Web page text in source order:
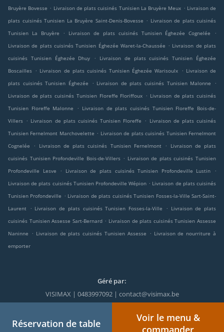
Bruyère Bovesse . Livraison de plats cuisinés Tunisien La Bruyère Meux . Livraison de
plats cuisinés Tunisien La Bruyère Saint-Denis-Bovesse . Livraison de plats cuisinés
Tunisien La Bruyère
. Livraison de plats cuisinés Tunisien Éghezée Cognelée
.
Livraison de plats cuisinés Tunisien Éghezée Waret-la-Chaussée . Livraison de plats
cuisinés Tunisien Éghezée Dhuy
.
Livraison de plats cuisinés Tunisien Éghezée
Boscailles . Livraison de plats cuisinés Tunisien Éghezée Warisoulx . Livraison de
plats cuisinés Tunisien Éghezée
. Livraison de plats cuisinés Tunisien Malonne
.
Livraison de plats cuisinés Tunisien Floreffe Floriffoux . Livraison de plats cuisinés
Tunisien Floreffe Malonne
. Livraison de plats cuisinés Tunisien Floreffe Bois-de-
Villers . Livraison de plats cuisinés Tunisien Floreffe . Livraison de plats cuisinés
Tunisien Fernelmont Marchovelette . Livraison de plats cuisinés Tunisien Fernelmont
Cognelée
. Livraison de plats cuisinés Tunisien Fernelmont .
Livraison de plats
cuisinés Tunisien Profondeville Bois-de-Villers . Livraison de plats cuisinés Tunisien
Profondeville Lesve
. Livraison de plats cuisinés Tunisien Profondeville Lustin
.
Livraison de plats cuisinés Tunisien Profondeville Wépion . Livraison de plats cuisinés
Tunisien Profondeville . Livraison de plats cuisinés Tunisien Fosses-la-Ville Sart-Saint-
Laurent
. Livraison de plats cuisinés Tunisien Fosses-la-Ville . Livraison de plats
cuisinés Tunisien Assesse Sart-Bernard . Livraison de plats cuisinés Tunisien Assesse
Naninne
. Livraison de plats cuisinés Tunisien Assesse . Livraison de nourriture à
emporter
Géré par:
VISIMAX | 0483997092 | contact@visimax.be
Réservation de table
Voir le menu &
commander